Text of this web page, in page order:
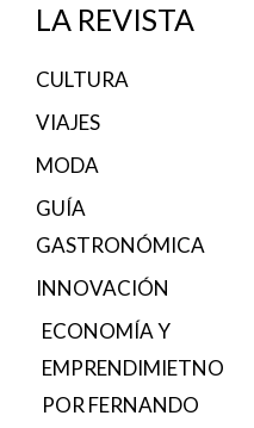
LA REVISTA
CULTURA
VIAJES
MODA
GUÍA
GASTRONÓMICA
INNOVACIÓN
ECONOMÍA Y
EMPRENDIMIETNO
POR FERNANDO